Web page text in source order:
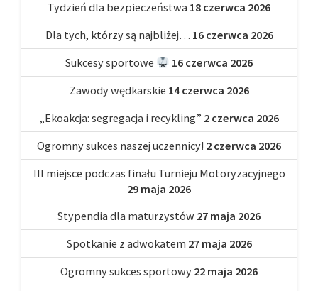
Tydzień dla bezpieczeństwa 18 czerwca 2026
Dla tych, którzy są najbliżej… 16 czerwca 2026
Sukcesy sportowe
16 czerwca 2026
Zawody wędkarskie 14 czerwca 2026
„Ekoakcja: segregacja i recykling” 2 czerwca 2026
Ogromny sukces naszej uczennicy! 2 czerwca 2026
III miejsce podczas finału Turnieju Motoryzacyjnego
29 maja 2026
Stypendia dla maturzystów 27 maja 2026
Spotkanie z adwokatem 27 maja 2026
Ogromny sukces sportowy 22 maja 2026